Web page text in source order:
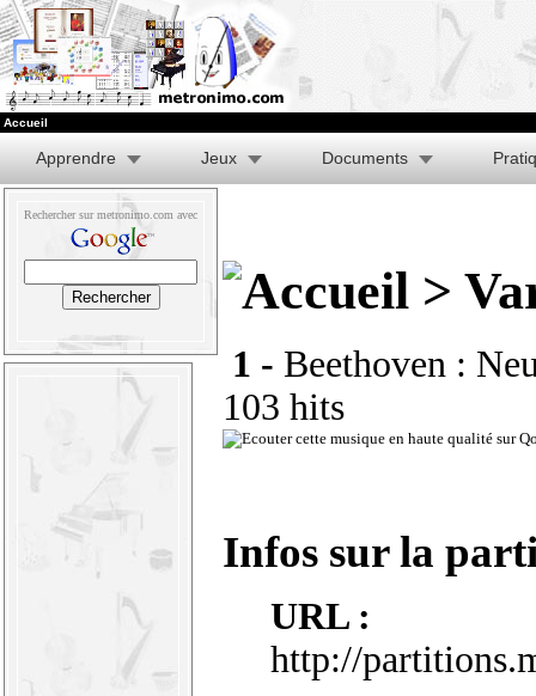
Accueil
Apprendre Jeux Documents
Rechercher sur metronimo.com avec
>
1 - Beethoven :
103 hits
Infos sur la
URL :
http://